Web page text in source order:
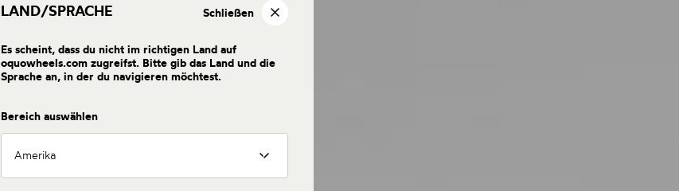
LAND/SPRACHE Schließen
Es scheint, dass du nicht im richtigen Land auf
oquowheels.com zugreifst. Bitte gib das Land und die
Sprache an, in der du navigieren möchtest.
Bereich auswählen
Amerika